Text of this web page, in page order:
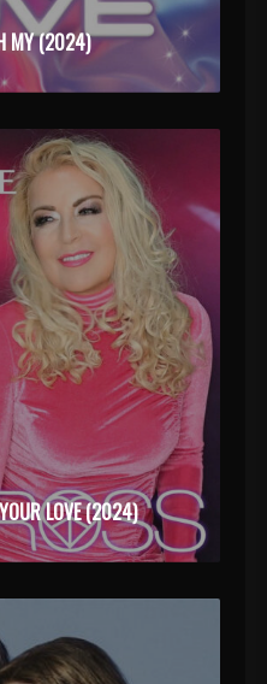
MY (2024)
LOVE (2024)